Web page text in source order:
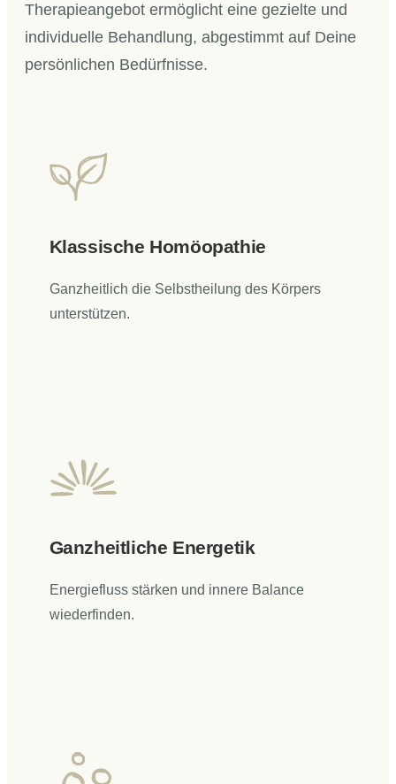
Therapieangebot ermöglicht eine gezielte und
individuelle Behandlung, abgestimmt auf Deine
persönlichen Bedürfnisse.
Klassische Homöopathie
Ganzheitlich die Selbstheilung des Körpers
unterstützen.
Ganzheitliche Energetik
Energiefluss stärken und innere Balance
wiederfinden.